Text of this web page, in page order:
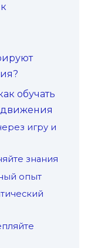
обучать
игру и
знания
опыт